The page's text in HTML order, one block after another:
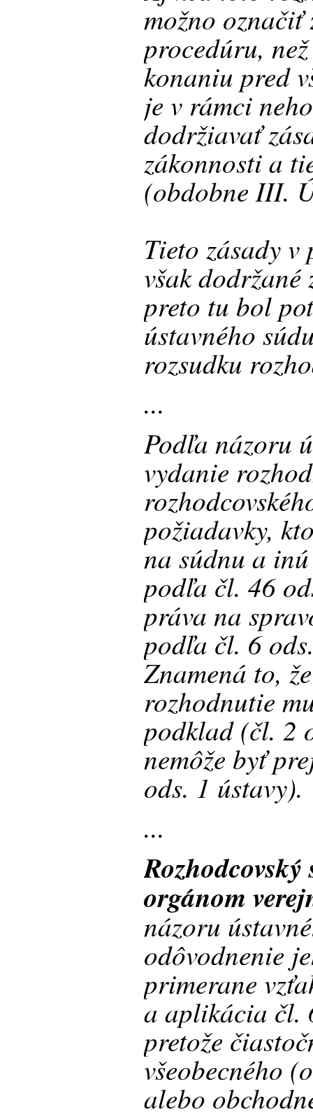
možno označiť
procedúru,
konaniu pred
je v rámci
dodržiavať
zákonnosti a
(obdobne III.
Tieto zásady
však
preto tu bol
ústavného
rozsudku
...
Podľa názoru
vydanie
požiadavky,
na súdnu a
podľa čl. 46
práva na
podľa čl. 6
Znamená to,
rozhodnutie
podklad (čl. 2
nemôže byť
ods. 1 ústavy).
...
orgánom
názoru
odôvodnenie
primerane
a aplikácia čl.
pretože
všeobecného
alebo